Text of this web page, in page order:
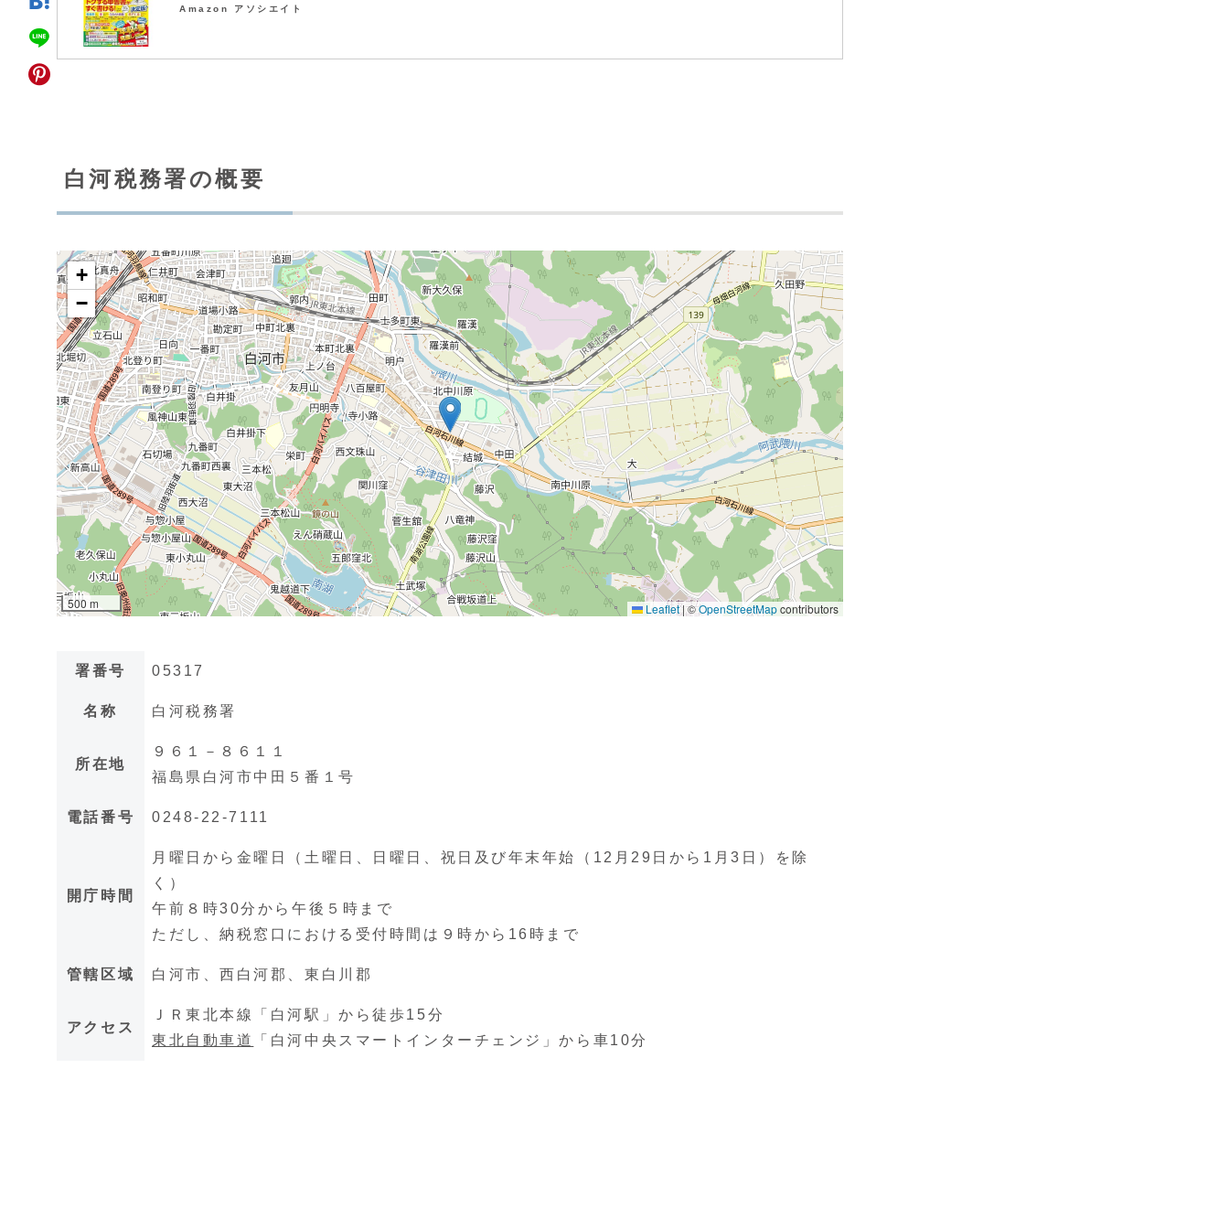
Amazon アソシエイト
白河税務署の概要
署番号 05317
名称 白河税務署
所在地
９６１－８６１１
福島県白河市中田５番１号
電話番号 0248-22-7111
開庁時間
月曜日から金曜日（土曜日、日曜日、祝日及び年末年始（12月29日から1月3日）を除
く）
午前８時30分から午後５時まで
ただし、納税窓口における受付時間は９時から16時まで
管轄区域 白河市、西白河郡、東白川郡
アクセス
ＪＲ東北本線「白河駅」から徒歩15分
東北自動車道
「白河中央スマートインターチェンジ」から車10分